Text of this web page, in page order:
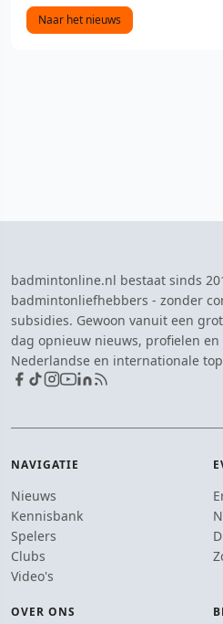
Naar het nieuws
badmintonline.nl bestaat sinds
badmintonliefhebbers - zonder
subsidies. Gewoon vanuit een
dag opnieuw nieuws, profielen
Nederlandse en internationale
NAVIGATIE
Nieuws
Kennisbank
Spelers
Clubs
Video's
OVER ONS